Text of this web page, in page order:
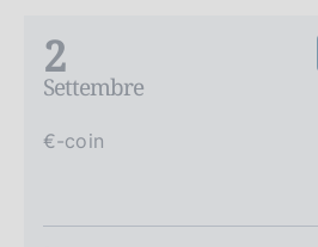
2
Settembre
€-coin